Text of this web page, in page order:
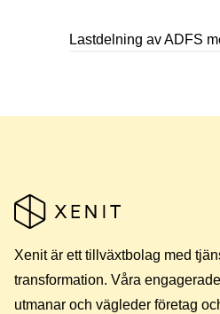
Lastdelning av ADFS
Xenit är ett tillväxtbolag med
transformation. Våra
utmanar och vägleder företag